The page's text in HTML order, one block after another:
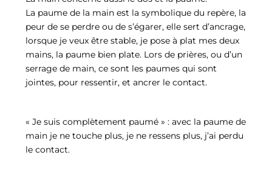
La paume de la main est la symbolique du repère, la
peur de se perdre ou de s’égarer, elle sert d’ancrage,
lorsque je veux être stable, je pose à plat mes deux
mains, la paume bien plate. Lors de prières, ou d’un
serrage de main, ce sont les paumes qui sont
jointes, pour ressentir, et ancrer le contact.
« Je suis complètement paumé » : avec la paume de
main je ne touche plus, je ne ressens plus, j’ai perdu
le contact.